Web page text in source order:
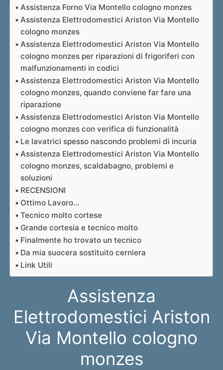
Assistenza Forno Via Montello cologno monzes
Assistenza Elettrodomestici Ariston Via Montello
cologno monzes
Assistenza Elettrodomestici Ariston Via Montello
cologno monzes per riparazioni di frigoriferi con
malfunzionamenti in codici
Assistenza Elettrodomestici Ariston Via Montello
cologno monzes, quando conviene far fare una
riparazione
Assistenza Elettrodomestici Ariston Via Montello
cologno monzes con verifica di funzionalità
Le lavatrici spesso nascondo problemi di incuria
Assistenza Elettrodomestici Ariston Via Montello
cologno monzes, scaldabagno, problemi e
soluzioni
RECENSIONI
Ottimo Lavoro…
Tecnico molto cortese
Grande cortesia e tecnico molto
Finalmente ho trovato un tecnico
Da mia suocera sostituito cerniera
Link Utili
Assistenza
Elettrodomestici Ariston
Via Montello cologno
monzes